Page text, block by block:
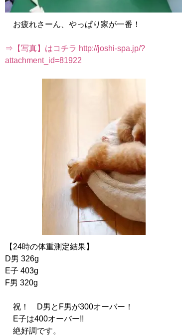
お疲れさーん、やっぱり家が一番！
⇒【写真】はコチラ http://joshi-spa.jp/?
attachment_id=81922
【24時の体重測定結果】
D男 326g
E子 403g
F男 320g
祝！ D男とF男が300オーバー！
E子は400オーバー!!
絶好調です。